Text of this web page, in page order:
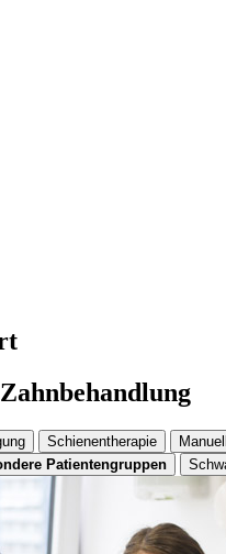
Schienentherapie
Patientengruppen